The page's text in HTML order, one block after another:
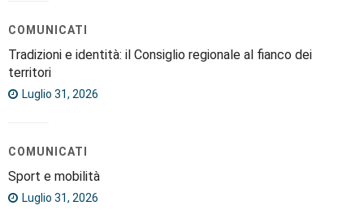
COMUNICATI
Tradizioni e identità: il Consiglio regionale al fianco dei
territori
Luglio 31, 2026
COMUNICATI
Sport e mobilità
Luglio 31, 2026